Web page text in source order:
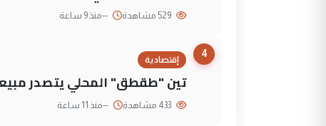
--منذ 9 ساعة
4
إقتصادية
تين "طقطق" المحلي يتصدر
--منذ 11 ساعة